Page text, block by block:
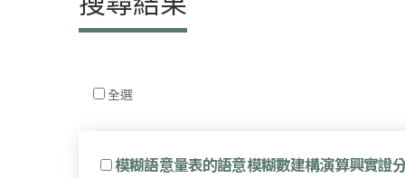
全選
模糊語意量表的語意模糊數建構演算興實證